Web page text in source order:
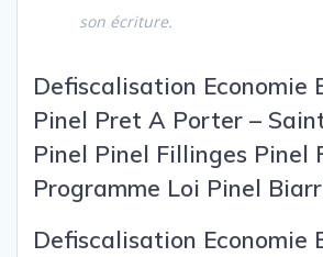
son écriture.
Defiscalisation Economie
Pinel Pret A Porter –
Pinel Pinel Fillinges Pinel
Programme Loi Pinel
Defiscalisation Economie